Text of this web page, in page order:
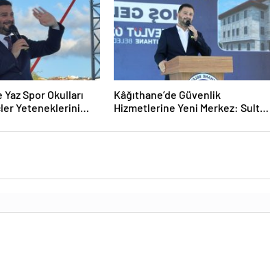
Yaz Spor Okulları
Yeteneklerini
Kâğıthane’de Güvenlik
Hizmetlerine Yeni Merkez: Sultan
Atıldı